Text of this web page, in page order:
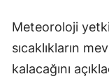
Meteoroloji
sıcaklıkların
kalacağını